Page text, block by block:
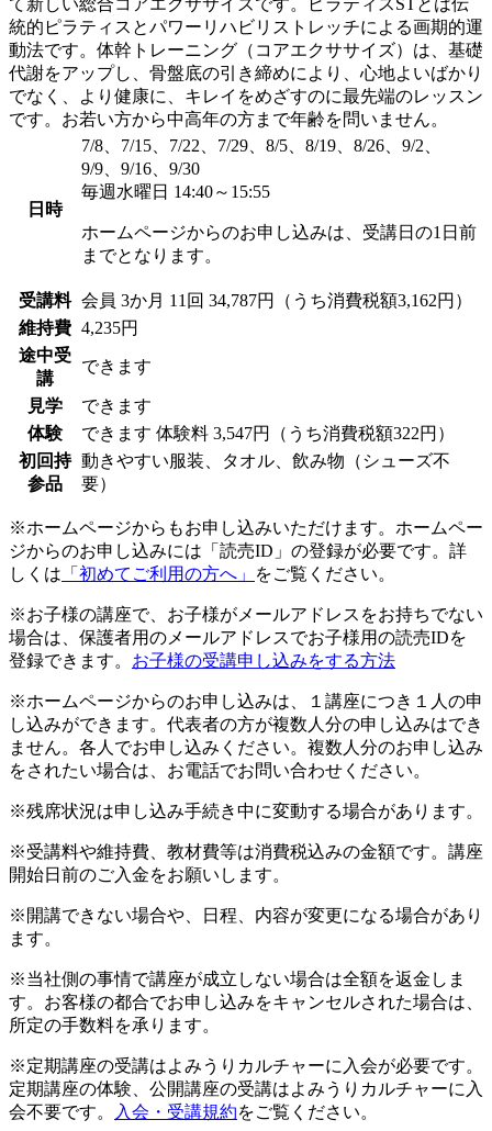
統的ピラティスとパワーリハビリストレッチによる画期的運
動法です。体幹トレーニング（コアエクササイズ）は、基礎
代謝をアップし、骨盤底の引き締めにより、心地よいばかり
でなく、より健康に、キレイをめざすのに最先端のレッスン
です。お若い方から中高年の方まで年齢を問いません。
日時
7/8、7/15、7/22、7/29、8/5、8/19、8/26、9/2、
9/9、9/16、9/30
毎週水曜日 14:40～15:55
ホームページからのお申し込みは、受講日の1日前
までとなります。
受講料 会員 3か月 11回 34,787円（うち消費税額3,162円）
維持費 4,235円
途中受
講
できます
見学
できます
体験
できます 体験料 3,547円（うち消費税額322円）
初回持
参品
動きやすい服装、タオル、飲み物（シューズ不
要）
※ホームページからもお申し込みいただけます。ホームペー
ジからのお申し込みには「読売ID」の登録が必要です。詳
しくは 「初めてご利用の方へ」 をご覧ください。
※お子様の講座で、お子様がメールアドレスをお持ちでない
場合は、保護者用のメールアドレスでお子様用の読売IDを
登録できます。 お子様の受講申し込みをする方法
※ホームページからのお申し込みは、１講座につき１人の申
し込みができます。代表者の方が複数人分の申し込みはでき
ません。各人でお申し込みください。複数人分のお申し込み
をされたい場合は、お電話でお問い合わせください。
※残席状況は申し込み手続き中に変動する場合があります。
※受講料や維持費、教材費等は消費税込みの金額です。講座
開始日前のご入金をお願いします。
※開講できない場合や、日程、内容が変更になる場合があり
ます。
※当社側の事情で講座が成立しない場合は全額を返金しま
す。お客様の都合でお申し込みをキャンセルされた場合は、
所定の手数料を承ります。
※定期講座の受講はよみうりカルチャーに入会が必要です。
定期講座の体験、公開講座の受講はよみうりカルチャーに入
会不要です。
入会・受講規約をご覧ください。